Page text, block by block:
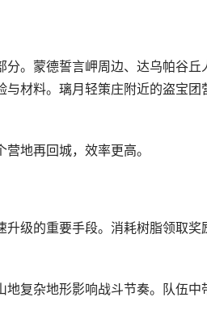
。蒙德誓言岬周边、达乌帕谷
材料。璃月轻策庄附近的盗宝
地再回城，效率更高。
级的重要手段。消耗树脂领取
复杂地形影响战斗节奏。队伍中